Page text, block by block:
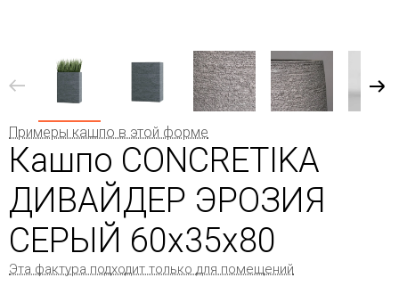
Примеры кашпо в этой форме
Кашпо CONCRETIKA
ДИВАЙДЕР ЭРОЗИЯ
СЕРЫЙ 60x35x80
Эта фактура подходит только для помещений